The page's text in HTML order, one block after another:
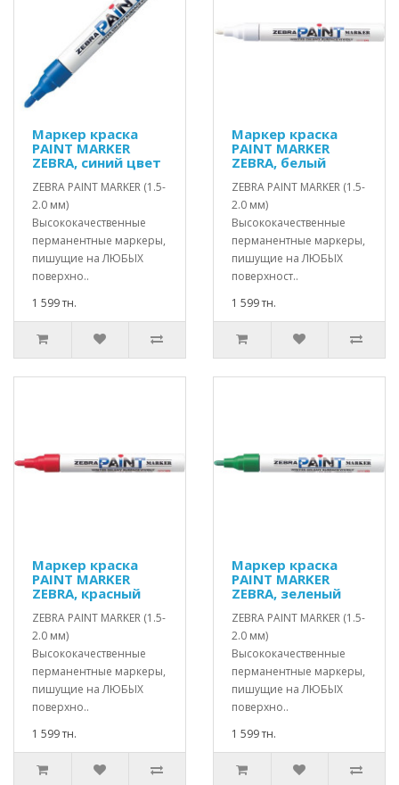
Маркер краска
PAINT MARKER
ZEBRA, синий цвет
ZEBRA PAINT MARKER (1.5-
2.0 мм)
Высококачественные
перманентные маркеры,
пишущие на ЛЮБЫХ
поверхно..
1 599 тн.
Маркер краска
PAINT MARKER
ZEBRA, белый
ZEBRA PAINT MARKER (1.5-
2.0 мм)
Высококачественные
перманентные маркеры,
пишущие на ЛЮБЫХ
поверхност..
1 599 тн.
Маркер краска
PAINT MARKER
ZEBRA, красный
ZEBRA PAINT MARKER (1.5-
2.0 мм)
Высококачественные
перманентные маркеры,
пишущие на ЛЮБЫХ
поверхно..
1 599 тн.
Маркер краска
PAINT MARKER
ZEBRA, зеленый
ZEBRA PAINT MARKER (1.5-
2.0 мм)
Высококачественные
перманентные маркеры,
пишущие на ЛЮБЫХ
поверхно..
1 599 тн.